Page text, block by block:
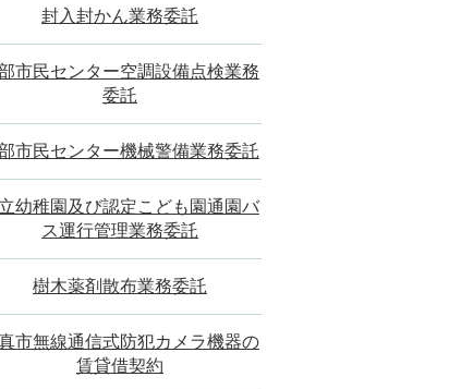
封入封かん業務委託
市民センター空調設備点検業務
委託
市民センター機械警備業務委託
幼稚園及び認定こども園通園バ
ス運行管理業務委託
樹木薬剤散布業務委託
市無線通信式防犯カメラ機器の
賃貸借契約